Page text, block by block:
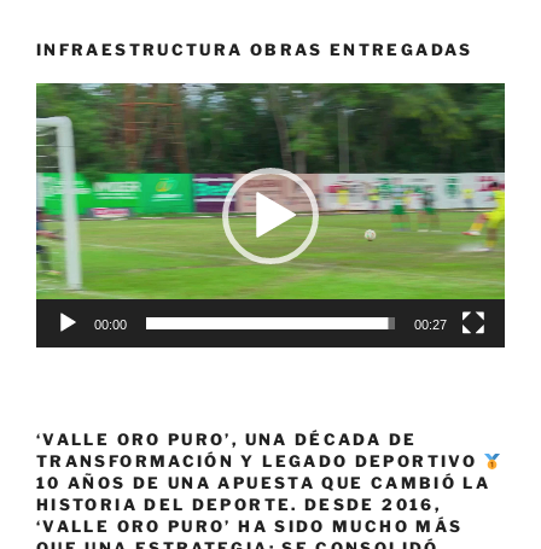
Barcelona»
INFRAESTRUCTURA OBRAS ENTREGADAS
Reproductor
de
vídeo
00:00 00:27
‘VALLE ORO PURO’, UNA DÉCADA DE
TRANSFORMACIÓN Y LEGADO DEPORTIVO
10 AÑOS DE UNA APUESTA QUE CAMBIÓ LA
HISTORIA DEL DEPORTE. DESDE 2016,
‘VALLE ORO PURO’ HA SIDO MUCHO MÁS